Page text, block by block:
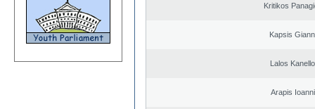
Kritikos
Kapsis
Lalos
Arapis